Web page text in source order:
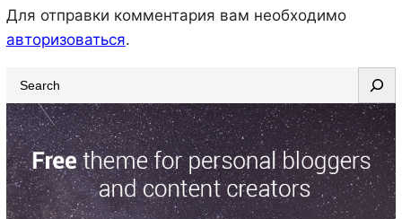
Для отправки комментария вам необходимо
авторизоваться.
e
a
r
c
h